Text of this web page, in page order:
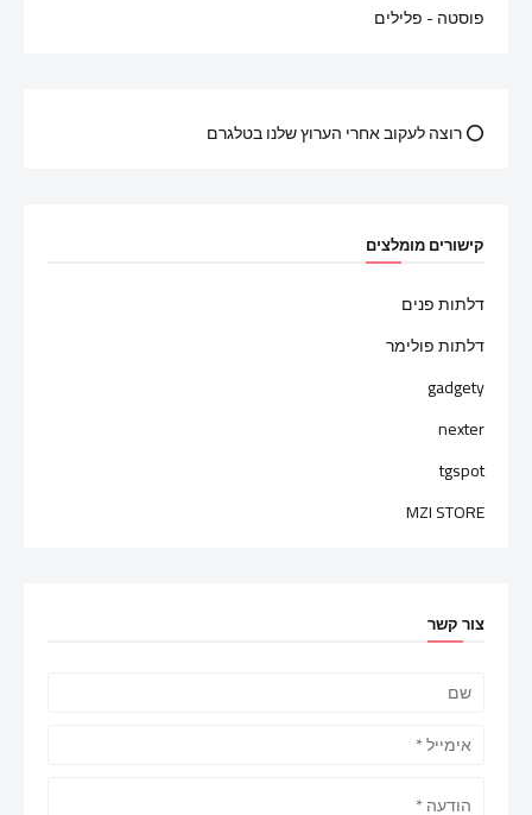
פוסטה - פלילים
⭕ רוצה לעקוב אחרי הערוץ שלנו בטלגרם
קישורים מומלצים
דלתות פנים
דלתות פולימר
gadgety
nexter
tgspot
MZI STORE
צור קשר